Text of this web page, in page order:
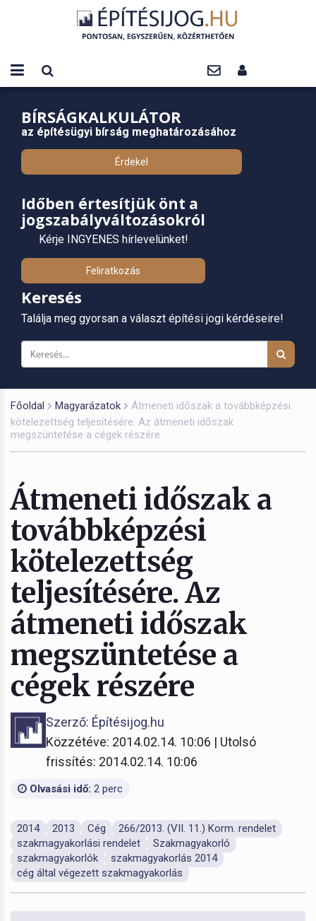
BÍRSÁGKALKULÁTOR
az építésügyi bírság meghatározásához
Érdekel
Időben értesítjük önt a
jogszabályváltozásokról
Kérje INGYENES hírlevelünket!
Feliratkozás
Keresés
Találja meg gyorsan a választ építési jogi kérdéseire!
Főoldal Magyarázatok
Átmeneti időszak a továbbképzési
kötelezettség teljesítésére. Az átmeneti időszak
megszüntetése a cégek részére
Átmeneti időszak a
továbbképzési
kötelezettség
teljesítésére. Az
átmeneti időszak
megszüntetése a
cégek részére
Szerző: Építésijog.hu
Közzétéve: 2014.02.14. 10:06 | Utolsó
frissítés: 2014.02.14. 10:06
Olvasási idő: 2 perc
2014 2013 Cég
266/2013. (VII. 11.) Korm. rendelet
szakmagyakorlási rendelet
Szakmagyakorló
szakmagyakorlók
szakmagyakorlás 2014
cég által végezett szakmagyakorlás